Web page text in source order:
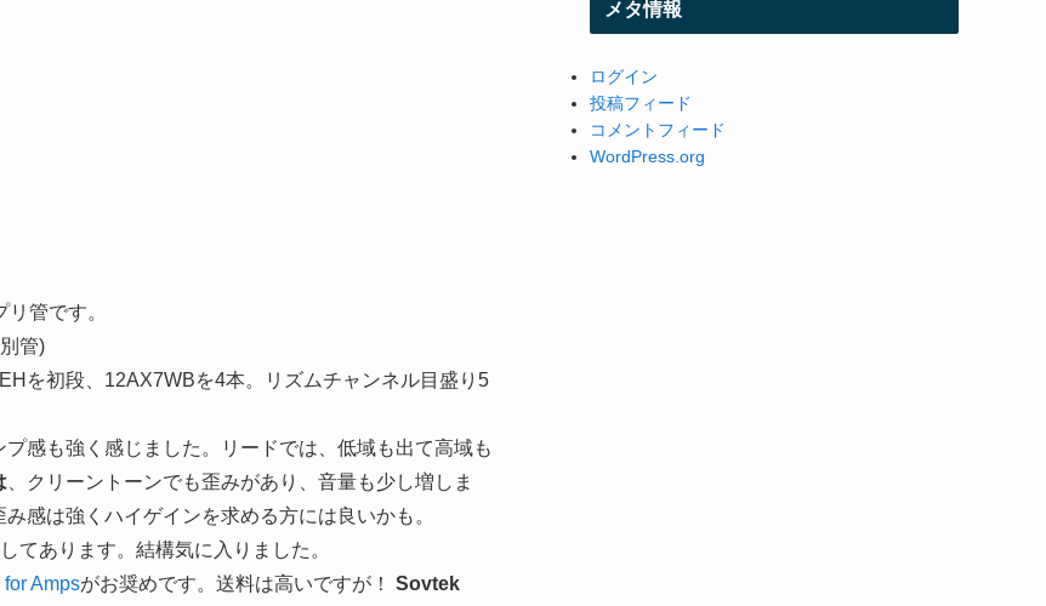
管です。
管)
を初段、12AX7WBを4本。リズムチャンネル目盛り5
感も強く感じました。リードでは、低域も出て高域も
、クリーントーンでも歪みがあり、音量も少し増しま
感は強くハイゲインを求める方には良いかも。
てあります。結構気に入りました。
Ampsがお奨めです。送料は高いですが！ Sovtek
メタ情報
ログイン
投稿フィード
コメントフィード
WordPress.org